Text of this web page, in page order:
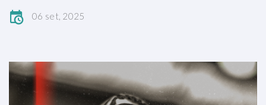
06 set, 2025